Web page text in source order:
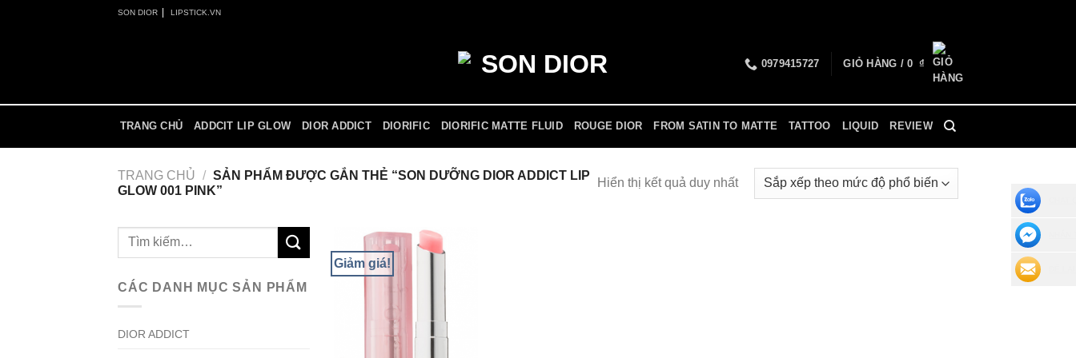
SON DIOR | LIPSTICK.VN
0979415727 GIỎ HÀNG /0 ₫
TRANG CHỦ ADDCIT LIP GLOW DIOR ADDICT DIORIFIC DIORIFIC MATTE FLUID ROUGE DIOR FROM SATIN TO MATTE TATTOO LIQUID REVIEW
TRANG CHỦ / SẢN PHẨM ĐƯỢC GẮN THẺ “SON DƯỠNG DIOR ADDICT LIP
GLOW 001 PINK”
Hiển thị kết quả duy nhất
Tìm
CÁC DANH MỤC SẢN PHẨM
DIOR ADDICT
Giảm giá!